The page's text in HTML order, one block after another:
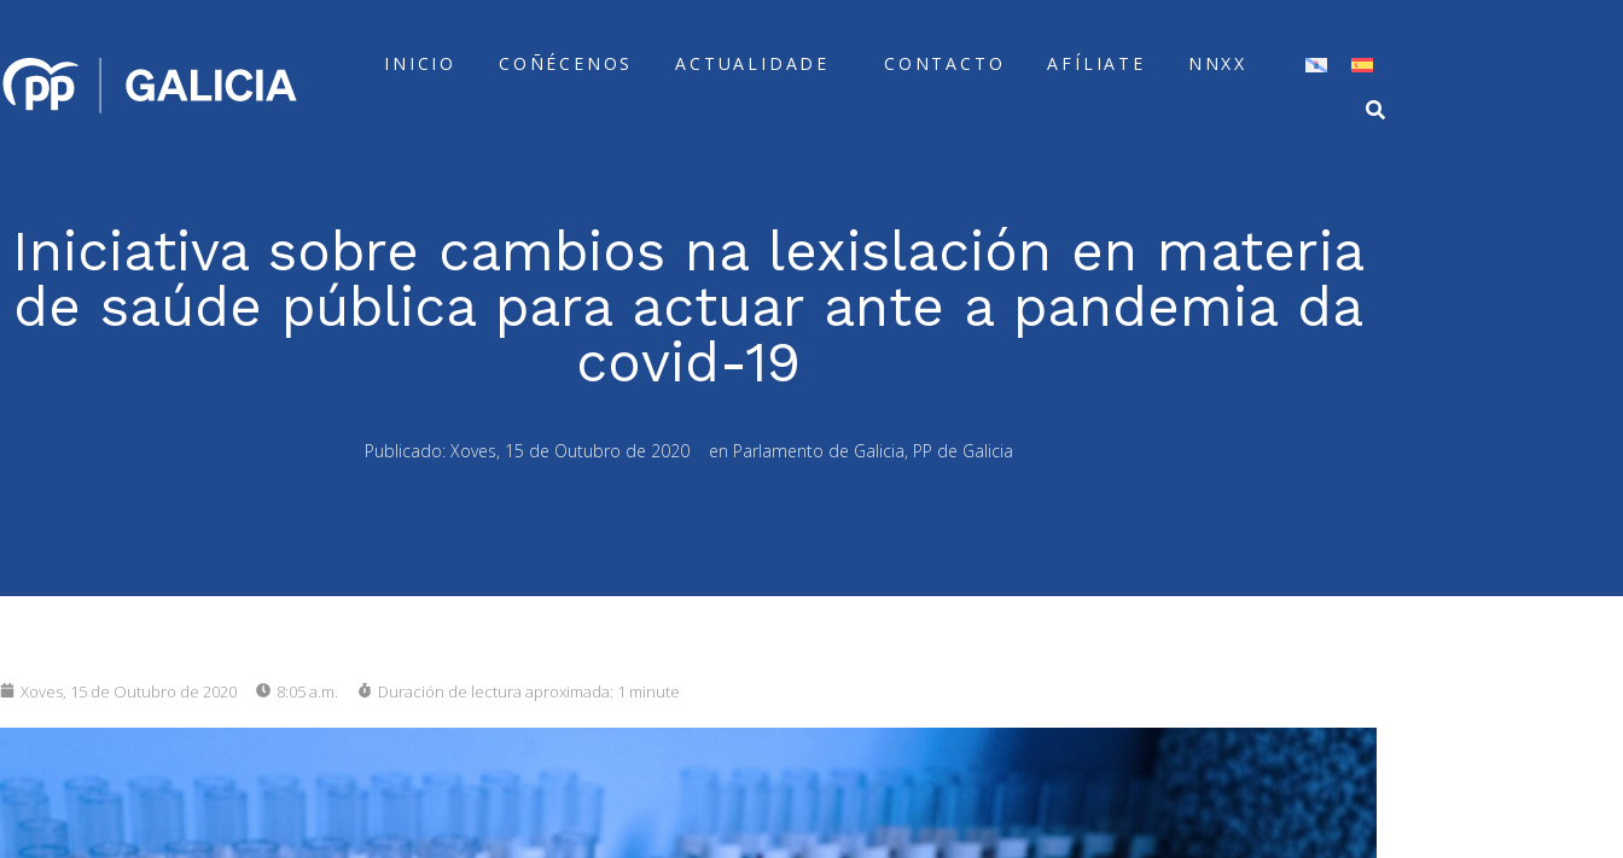
INICIO COÑÉCENOS ACTUALIDADE CONTACTO AFÍLIATE NNXX
Iniciativa sobre cambios na lexislación en materia
de saúde pública para actuar ante a pandemia da
covid-19
Publicado: Xoves, 15 de Outubro de 2020 en Parlamento de Galicia, PP de Galicia
Xoves, 15 de Outubro de 2020 8:05 a.m. Duración de lectura aproximada: 1 minute